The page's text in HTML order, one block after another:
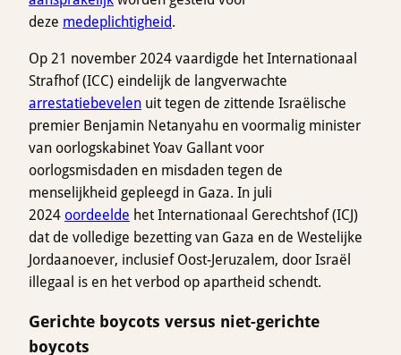
deze medeplichtigheid.
Op 21 november 2024 vaardigde het Internationaal
Strafhof (ICC) eindelijk de langverwachte
arrestatiebevelen uit tegen de zittende Israëlische
premier Benjamin Netanyahu en voormalig minister
van oorlogskabinet Yoav Gallant voor
oorlogsmisdaden en misdaden tegen de
menselijkheid gepleegd in Gaza. In juli
2024 oordeelde het Internationaal Gerechtshof (ICJ)
dat de volledige bezetting van Gaza en de Westelijke
Jordaanoever, inclusief Oost-Jeruzalem, door Israël
illegaal is en het verbod op apartheid schendt.
Gerichte boycots versus niet-gerichte
boycots